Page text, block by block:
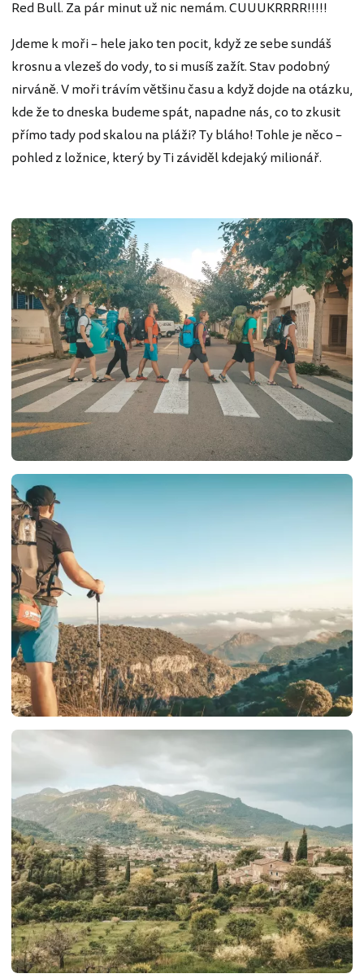
Red Bull. Za pár minut už nic nemám. CUUUKRRRR!!!!!
Jdeme k moři – hele jako ten pocit, když ze sebe sundáš
krosnu a vlezeš do vody, to si musíš zažít. Stav podobný
nirváně. V moři trávím většinu času a když dojde na otázku,
kde že to dneska budeme spát, napadne nás, co to zkusit
přímo tady pod skalou na pláži? Ty bláho! Tohle je něco –
pohled z ložnice, který by Ti záviděl kdejaký milionář.